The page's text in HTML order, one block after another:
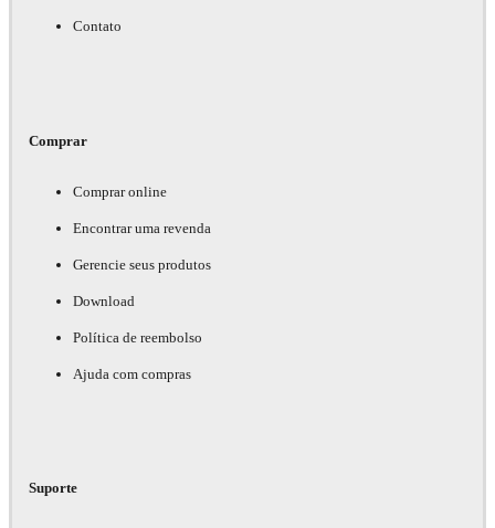
Contato
Comprar
Comprar online
Encontrar uma revenda
Gerencie seus produtos
Download
Política de reembolso
Ajuda com compras
Suporte